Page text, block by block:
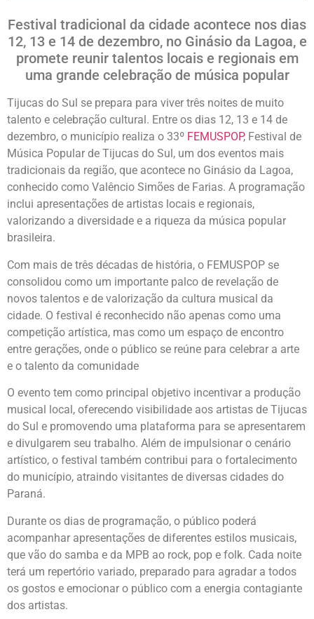
Festival tradicional da cidade acontece nos dias
12, 13 e 14 de dezembro, no Ginásio da Lagoa, e
promete reunir talentos locais e regionais em
uma grande celebração de música popular
Tijucas do Sul se prepara para viver três noites de muito
talento e celebração cultural. Entre os dias 12, 13 e 14 de
dezembro, o município realiza o 33º FEMUSPOP, Festival de
Música Popular de Tijucas do Sul, um dos eventos mais
tradicionais da região, que acontece no Ginásio da Lagoa,
conhecido como Valêncio Simões de Farias. A programação
inclui apresentações de artistas locais e regionais,
valorizando a diversidade e a riqueza da música popular
brasileira.
Com mais de três décadas de história, o FEMUSPOP se
consolidou como um importante palco de revelação de
novos talentos e de valorização da cultura musical da
cidade. O festival é reconhecido não apenas como uma
competição artística, mas como um espaço de encontro
entre gerações, onde o público se reúne para celebrar a arte
e o talento da comunidade
O evento tem como principal objetivo incentivar a produção
musical local, oferecendo visibilidade aos artistas de Tijucas
do Sul e promovendo uma plataforma para se apresentarem
e divulgarem seu trabalho. Além de impulsionar o cenário
artístico, o festival também contribui para o fortalecimento
do município, atraindo visitantes de diversas cidades do
Paraná.
Durante os dias de programação, o público poderá
acompanhar apresentações de diferentes estilos musicais,
que vão do samba e da MPB ao rock, pop e folk. Cada noite
terá um repertório variado, preparado para agradar a todos
os gostos e emocionar o público com a energia contagiante
dos artistas.